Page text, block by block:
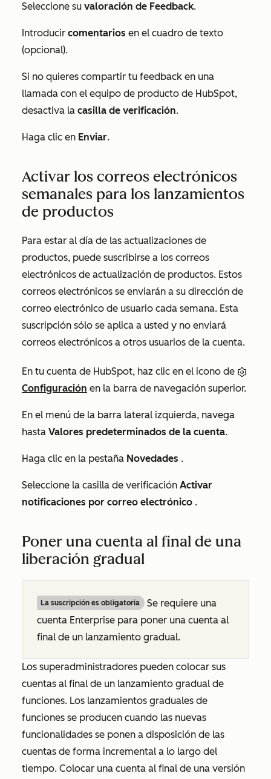
Seleccione su valoración de Feedback.
Introducir comentarios en el cuadro de texto
(opcional).
Si no quieres compartir tu feedback en una
llamada con el equipo de producto de HubSpot,
desactiva la casilla de verificación.
Haga clic en Enviar.
Activar los correos electrónicos
semanales para los lanzamientos
de productos
Para estar al día de las actualizaciones de
productos, puede suscribirse a los correos
electrónicos de actualización de productos. Estos
correos electrónicos se enviarán a su dirección de
correo electrónico de usuario cada semana. Esta
suscripción sólo se aplica a usted y no enviará
correos electrónicos a otros usuarios de la cuenta.
En tu cuenta de HubSpot, haz clic en el icono de
Configuración en la barra de navegación superior.
En el menú de la barra lateral izquierda, navega
hasta Valores predeterminados de la cuenta.
Haga clic en la pestaña Novedades .
Seleccione la casilla de verificación Activar
notificaciones por correo electrónico .
Poner una cuenta al final de una
liberación gradual
La suscripción es obligatoria
Se requiere una
cuenta Enterprise para poner una cuenta al
final de un lanzamiento gradual.
Los superadministradores pueden colocar sus
cuentas al final de un lanzamiento gradual de
funciones. Los lanzamientos graduales de
funciones se producen cuando las nuevas
funcionalidades se ponen a disposición de las
cuentas de forma incremental a lo largo del
tiempo. Colocar una cuenta al final de una versión